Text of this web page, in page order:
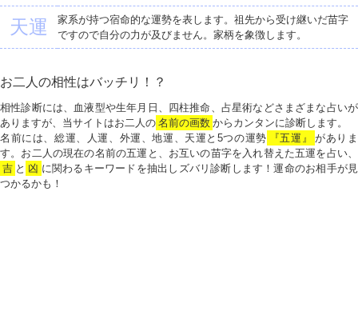
天運
家系が持つ宿命的な運勢を表します。祖先から受け継いだ苗字
ですので自分の力が及びません。家柄を象徴します。
お二人の相性はバッチリ！？
相性診断には、血液型や生年月日、四柱推命、占星術などさまざまな占いが
ありますが、当サイトはお二人の 名前の画数 からカンタンに診断します。
名前には、総運、人運、外運、地運、天運と5つの運勢
『五運』
がありま
す。お二人の現在の名前の五運と、お互いの苗字を入れ替えた五運を占い、
吉 と 凶 に関わるキーワードを抽出しズバリ診断します！運命のお相手が見
つかるかも！